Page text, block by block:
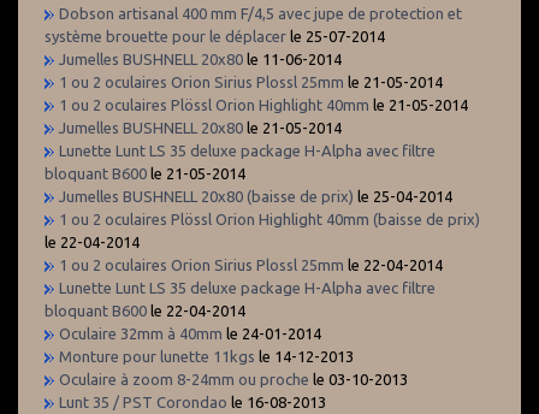
Dobson artisanal 400 mm F/4,5 avec jupe de protection et
système brouette pour le déplacer le 25-07-2014
Jumelles BUSHNELL 20x80 le 11-06-2014
1 ou 2 oculaires Orion Sirius Plossl 25mm le 21-05-2014
1 ou 2 oculaires Plössl Orion Highlight 40mm le 21-05-2014
Jumelles BUSHNELL 20x80 le 21-05-2014
Lunette Lunt LS 35 deluxe package H-Alpha avec filtre
bloquant B600 le 21-05-2014
Jumelles BUSHNELL 20x80 (baisse de prix) le 25-04-2014
1 ou 2 oculaires Plössl Orion Highlight 40mm (baisse de prix)
le 22-04-2014
1 ou 2 oculaires Orion Sirius Plossl 25mm le 22-04-2014
Lunette Lunt LS 35 deluxe package H-Alpha avec filtre
bloquant B600 le 22-04-2014
Oculaire 32mm à 40mm le 24-01-2014
Monture pour lunette 11kgs le 14-12-2013
Oculaire à zoom 8-24mm ou proche le 03-10-2013
Lunt 35 / PST Corondao le 16-08-2013